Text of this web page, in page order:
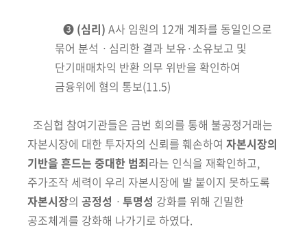
➌ (심리) A사 임원의 12개 계좌를 동일인으로
묶어 분석ㆍ심리한 결과 보유·소유보고 및
단기매매차익 반환 의무 위반을 확인하여
금융위에 혐의 통보(11.5)
조심협 참여기관들은 금번 회의를 통해 불공정거래는
자본시장에 대한 투자자의 신뢰를 훼손하여 자본시장의
기반을 흔드는 중대한 범죄라는 인식을 재확인하고,
주가조작 세력이 우리 자본시장에 발 붙이지 못하도록
자본시장의 공정성 ㆍ 투명성 강화를 위해 긴밀한
공조체계를 강화해 나가기로 하였다.